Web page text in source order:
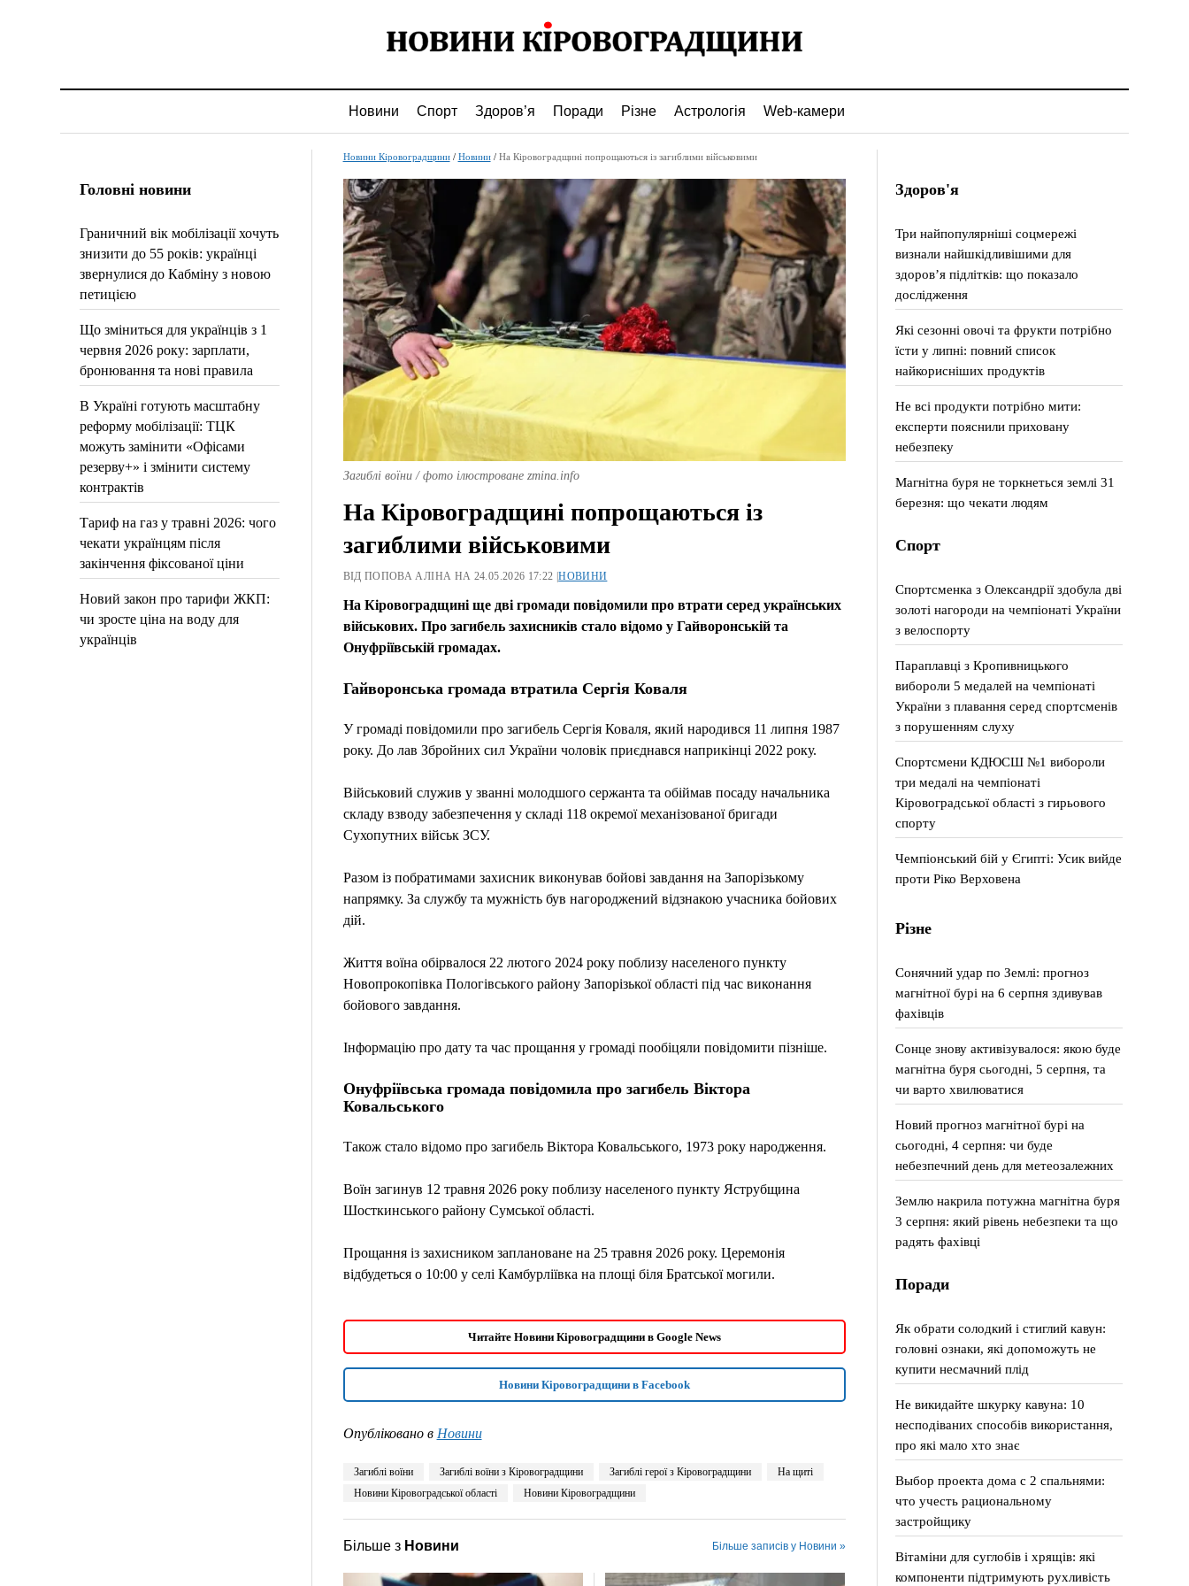
Новини Спорт Здоров’я Поради Різне Астрологія Web-камери
Головні новини
Граничний вік мобілізації хочуть
знизити до 55 років: українці
звернулися до Кабміну з новою
петицією
Що зміниться для українців з 1
червня 2026 року: зарплати,
бронювання та нові правила
В Україні готують масштабну
реформу мобілізації: ТЦК
можуть замінити «Офісами
резерву+» і змінити систему
контрактів
Тариф на газ у травні 2026: чого
чекати українцям після
закінчення фіксованої ціни
Новий закон про тарифи ЖКП:
чи зросте ціна на воду для
українців
Новини Кіровоградщини/ Новини/ На Кіровоградщині попрощаються із загиблими військовими
Загиблі воїни / фото ілюстроване zmina.info
На Кіровоградщині попрощаються із
загиблими військовими
ВІД ПОПОВА АЛІНА НА 24.05.2026 17:22 |НОВИНИ
На Кіровоградщині ще дві громади повідомили про втрати серед українських
військових. Про загибель захисників стало відомо у Гайворонській та
Онуфріївській громадах.
Гайворонська громада втратила Сергія Коваля
У громаді повідомили про загибель Сергія Коваля, який народився 11 липня 1987
року. До лав Збройних сил України чоловік приєднався наприкінці 2022 року.
Військовий служив у званні молодшого сержанта та обіймав посаду начальника
складу взводу забезпечення у складі 118 окремої механізованої бригади
Сухопутних військ ЗСУ.
Разом із побратимами захисник виконував бойові завдання на Запорізькому
напрямку. За службу та мужність був нагороджений відзнакою учасника бойових
дій.
Життя воїна обірвалося 22 лютого 2024 року поблизу населеного пункту
Новопрокопівка Пологівського району Запорізької області під час виконання
бойового завдання.
Інформацію про дату та час прощання у громаді пообіцяли повідомити пізніше.
Онуфріївська громада повідомила про загибель Віктора
Ковальського
Також стало відомо про загибель Віктора Ковальського, 1973 року народження.
Воїн загинув 12 травня 2026 року поблизу населеного пункту Яструбщина
Шосткинського району Сумської області.
Прощання із захисником заплановане на 25 травня 2026 року. Церемонія
відбудеться о 10:00 у селі Камбурліївка на площі біля Братської могили.
Читайте Новини Кіровоградщини в Google News
Новини Кіровоградщини в Facebook
Опубліковано в Новини
Загиблі воїни Загиблі воїни з Кіровоградщини Загиблі герої з Кіровоградщини
На щиті
Новини Кіровоградської області
Новини Кіровоградщини
Більше з Новини Більше записів у Новини »
Здоров'я
Три найпопулярніші соцмережі
визнали найшкідливішими для
здоров’я підлітків: що показало
дослідження
Які сезонні овочі та фрукти потрібно
їсти у липні: повний список
найкорисніших продуктів
Не всі продукти потрібно мити:
експерти пояснили приховану
небезпеку
Магнітна буря не торкнеться землі 31
березня: що чекати людям
Спорт
Спортсменка з Олександрії здобула дві
золоті нагороди на чемпіонаті України
з велоспорту
Параплавці з Кропивницького
вибороли 5 медалей на чемпіонаті
України з плавання серед спортсменів
з порушенням слуху
Спортсмени КДЮСШ №1 вибороли
три медалі на чемпіонаті
Кіровоградської області з гирьового
спорту
Чемпіонський бій у Єгипті: Усик вийде
проти Ріко Верховена
Різне
Сонячний удар по Землі: прогноз
магнітної бурі на 6 серпня здивував
фахівців
Сонце знову активізувалося: якою буде
магнітна буря сьогодні, 5 серпня, та
чи варто хвилюватися
Новий прогноз магнітної бурі на
сьогодні, 4 серпня: чи буде
небезпечний день для метеозалежних
Землю накрила потужна магнітна буря
3 серпня: який рівень небезпеки та що
радять фахівці
Поради
Як обрати солодкий і стиглий кавун:
головні ознаки, які допоможуть не
купити несмачний плід
Не викидайте шкурку кавуна: 10
несподіваних способів використання,
про які мало хто знає
Выбор проекта дома с 2 спальнями:
что учесть рациональному
застройщику
Вітаміни для суглобів і хрящів: які
компоненти підтримують рухливість